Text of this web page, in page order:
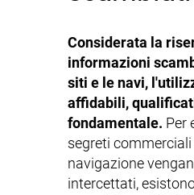
Considerata la
informazioni
siti e le navi,
affidabili,
fondamentale. Per
segreti commerciali
navigazione
intercettati,